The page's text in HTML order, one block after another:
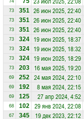
74
73 351 26 июн 2025, 22:40
73 351 26 июн 2025, 22:40
73 351 26 июн 2025, 22:40
73 324 19 июн 2025, 18:37
73 324 19 июн 2025, 18:32
73 324 19 июн 2025, 18:29
73 203 16 мая 2025, 19:20
69 252 24 мая 2024, 22:10
69 192 8 мая 2024, 22:15
69 125 27 апр 2024, 4:52
68 102 29 янв 2024, 22:08
67 345 19 дек 2023, 22:12